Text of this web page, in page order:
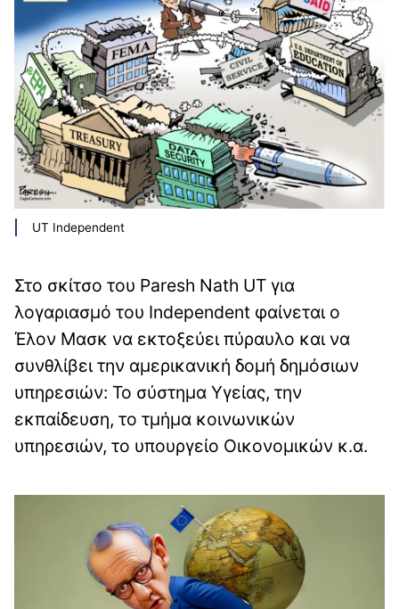
UT Independent
Στο σκίτσο του Paresh Nath UT για
λογαριασμό του Independent φαίνεται ο
Έλον Μασκ να εκτοξεύει πύραυλο και να
συνθλίβει την αμερικανική δομή δημόσιων
υπηρεσιών: Το σύστημα Υγείας, την
εκπαίδευση, το τμήμα κοινωνικών
υπηρεσιών, το υπουργείο Οικονομικών κ.α.